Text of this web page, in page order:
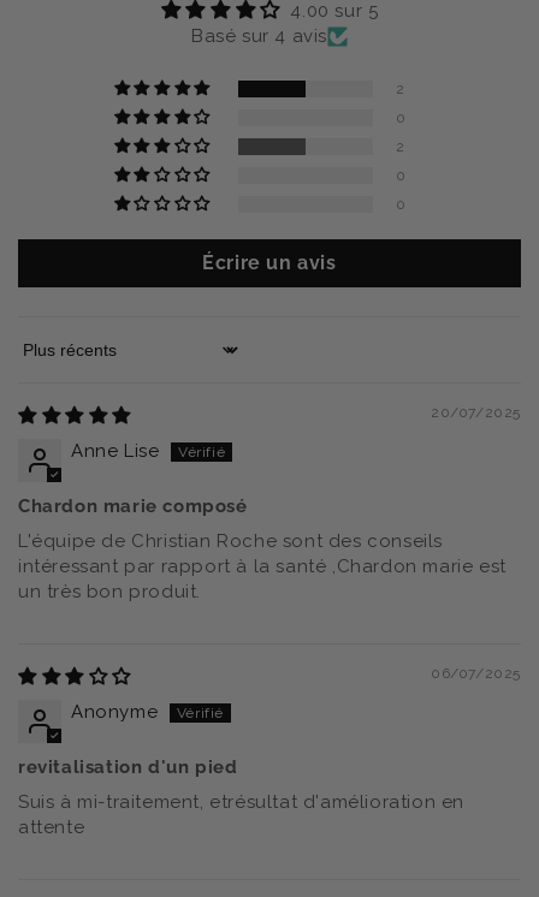
4.00 sur 5
Basé sur 4 avis
2
0
2
0
0
Écrire un avis
Sort by
20/07/2025
Anne Lise
Chardon marie composé
L'équipe de Christian Roche sont des conseils
intéressant par rapport à la santé ,Chardon marie est
un très bon produit.
06/07/2025
Anonyme
revitalisation d'un pied
Suis à mi-traitement, etrésultat d'amélioration en
attente